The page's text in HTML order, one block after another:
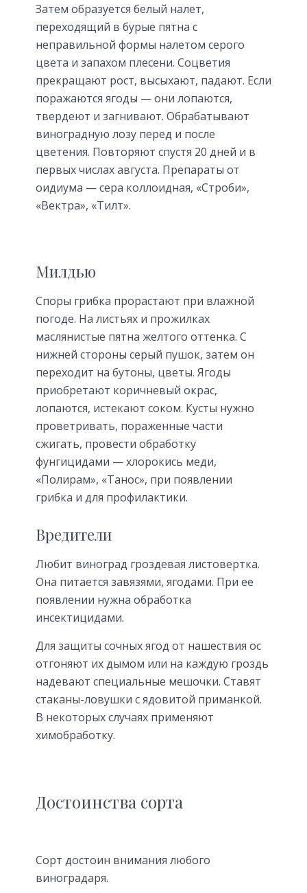
Затем образуется белый налет,
переходящий в бурые пятна с
неправильной формы налетом серого
цвета и запахом плесени. Соцветия
прекращают рост, высыхают, падают. Если
поражаются ягоды — они лопаются,
твердеют и загнивают. Обрабатывают
виноградную лозу перед и после
цветения. Повторяют спустя 20 дней и в
первых числах августа. Препараты от
оидиума — сера коллоидная, «Строби»,
«Вектра», «Тилт».
Милдью
Споры грибка прорастают при влажной
погоде. На листьях и прожилках
маслянистые пятна желтого оттенка. С
нижней стороны серый пушок, затем он
переходит на бутоны, цветы. Ягоды
приобретают коричневый окрас,
лопаются, истекают соком. Кусты нужно
проветривать, пораженные части
сжигать, провести обработку
фунгицидами — хлорокись меди,
«Полирам», «Танос», при появлении
грибка и для профилактики.
Вредители
Любит виноград гроздевая листовертка.
Она питается завязями, ягодами. При ее
появлении нужна обработка
инсектицидами.
Для защиты сочных ягод от нашествия ос
отгоняют их дымом или на каждую гроздь
надевают специальные мешочки. Ставят
стаканы-ловушки с ядовитой приманкой.
В некоторых случаях применяют
химобработку.
Достоинства сорта
Сорт достоин внимания любого
виноградаря.